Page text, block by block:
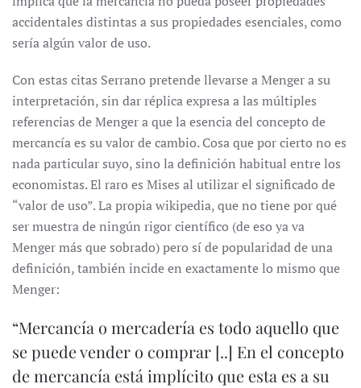
accidentales distintas a sus propiedades esenciales, como
sería algún valor de uso.
Con estas citas Serrano pretende llevarse a Menger a su
interpretación, sin dar réplica expresa a las múltiples
referencias de Menger a que la esencia del concepto de
mercancía es su valor de cambio. Cosa que por cierto no es
nada particular suyo, sino la definición habitual entre los
economistas. El raro es Mises al utilizar el significado de
“valor de uso”. La propia wikipedia, que no tiene por qué
ser muestra de ningún rigor científico (de eso ya va
Menger más que sobrado) pero sí de popularidad de una
definición, también incide en exactamente lo mismo que
Menger:
“Mercancía o mercadería​ es todo aquello que
se puede vender o comprar [..] En el concepto
de mercancía está implícito que esta es a su